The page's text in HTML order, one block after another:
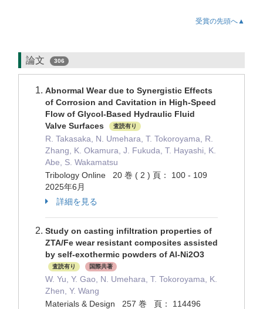
受賞の先頭へ▲
論文 306
Abnormal Wear due to Synergistic Effects
of Corrosion and Cavitation in High-Speed
Flow of Glycol-Based Hydraulic Fluid
Valve Surfaces
査読有り
R. Takasaka, N. Umehara, T. Tokoroyama, R.
Zhang, K. Okamura, J. Fukuda, T. Hayashi, K.
Abe, S. Wakamatsu
Tribology Online 20 巻 ( 2 ) 頁： 100 - 109
2025年6月
詳細を見る
Study on casting infiltration properties of
ZTA/Fe wear resistant composites assisted
by self-exothermic powders of Al-Ni2O3
査読有り 国際共著
W. Yu, Y. Gao, N. Umehara, T. Tokoroyama, K.
Zhen, Y. Wang
Materials & Design 257 巻 頁： 114496